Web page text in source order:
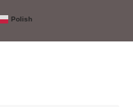
Polish